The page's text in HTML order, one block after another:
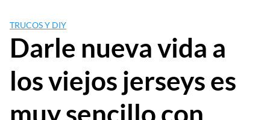
TRUCOS Y DIY
Darle nueva vida a
los viejos jerseys es
muy sencillo con